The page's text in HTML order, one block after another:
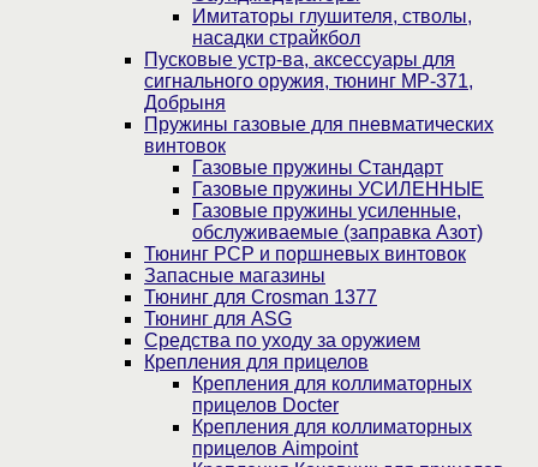
Имитаторы глушителя, стволы,
насадки страйкбол
Пусковые устр-ва, аксессуары для
сигнального оружия, тюнинг МР-371,
Добрыня
Пружины газовые для пневматических
винтовок
Газовые пружины Стандарт
Газовые пружины УСИЛЕННЫЕ
Газовые пружины усиленные,
обслуживаемые (заправка Азот)
Тюнинг PCP и поршневых винтовок
Запасные магазины
Тюнинг для Crosman 1377
Тюнинг для ASG
Средства по уходу за оружием
Крепления для прицелов
Крепления для коллиматорных
прицелов Docter
Крепления для коллиматорных
прицелов Aimpoint